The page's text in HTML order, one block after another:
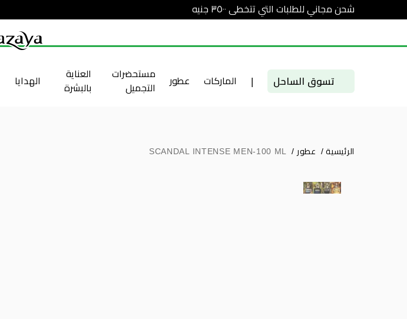
شحن مجاني للطلبات التي تتخطى ٣٥٠٠ جنيه
تسوق الساحل | الماركات عطور
مستحضرات
التجميل
العناية
بالبشرة
الهدايا
الرئيسية / عطور /
SCANDAL INTENSE MEN-100 ML